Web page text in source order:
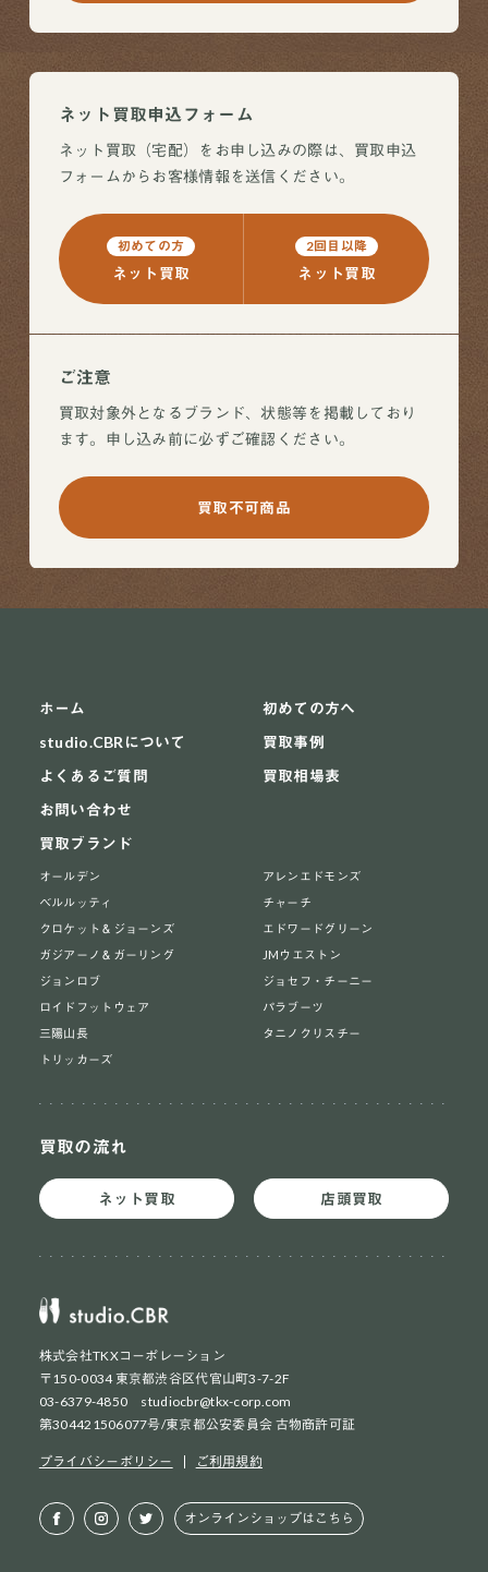
ネット買取 初めての方
ネット買取申込フォーム
ネット買取（宅配）をお申し込みの際は、買取申込
フォームからお客様情報を送信ください。
初めての方
ネット買取
2回目以降
ネット買取
ご注意
買取対象外となるブランド、状態等を掲載しており
ます。申し込み前に必ずご確認ください。
買取不可商品
ホーム
studio.CBRについて
よくあるご質問
お問い合わせ
初めての方へ
買取事例
買取相場表
買取ブランド
オールデン
アレンエドモンズ
ベルルッティ
チャーチ
クロケット＆ジョーンズ
エドワードグリーン
ガジアーノ＆ガーリング
JMウエストン
ジョンロブ
ジョセフ・チーニー
ロイドフットウェア
パラブーツ
三陽山長
タニノクリスチー
トリッカーズ
株式会社TKXコーポレーション
〒150-0034 東京都渋谷区代官山町3-7-2F
03-6379-4850 studiocbr@tkx-corp.com
第304421506077号/東京都公安委員会 古物商許可証
プライバシーポリシー ご利用規約
オンラインショップはこちら
買取の流れ
ネット買取 店頭買取